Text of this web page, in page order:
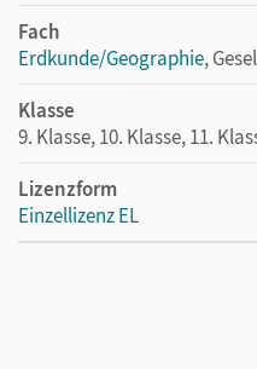
Fach
Erdkunde/Geographie,
Klasse
9. Klasse, 10. Klasse, 11.
Lizenzform
Einzellizenz EL